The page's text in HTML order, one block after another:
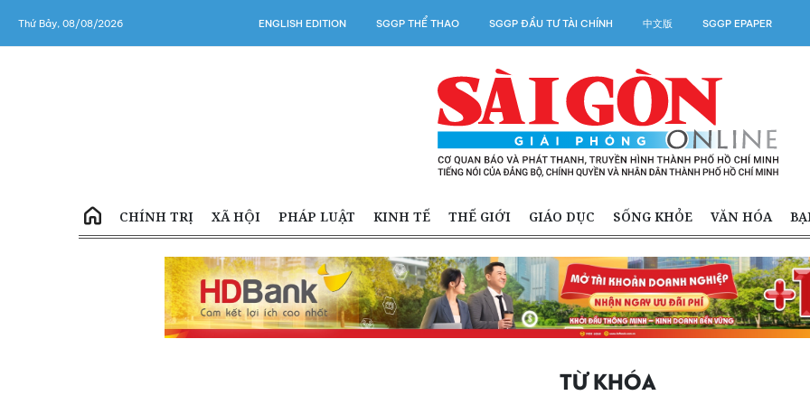
Thứ Bảy, 08/08/2026 ENGLISH EDITION SGGP THỂ THAO SGGP ĐẦU TƯ TÀI CHÍNH 中文版 SGGP EPAPER
CHÍNH TRỊ XÃ HỘI PHÁP LUẬT KINH TẾ THẾ GIỚI GIÁO DỤC SỐNG KHỎE VĂN HÓA
TỪ KHÓA